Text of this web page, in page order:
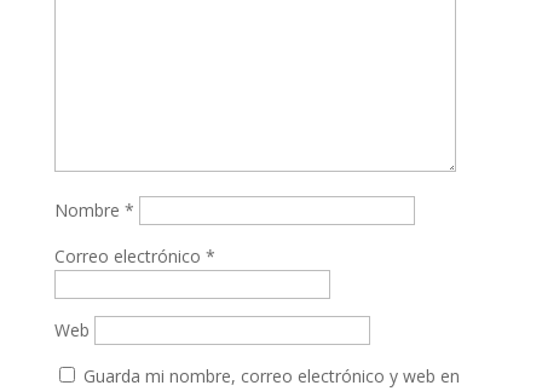
Nombre *
Correo electrónico *
Web
Guarda mi nombre, correo electrónico y web en